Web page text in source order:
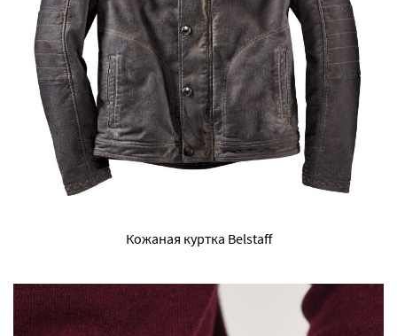
Кожаная куртка Belstaff